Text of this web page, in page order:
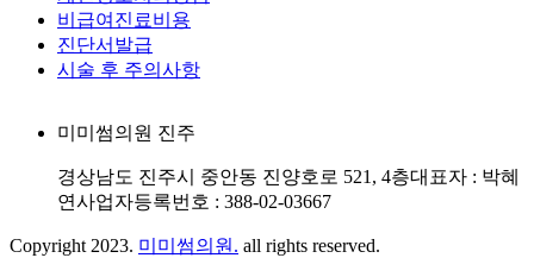
비급여진료비용
진단서발급
시술 후 주의사항
미미썸의원 진주
경상남도 진주시 중안동 진양호로 521, 4층대표자 : 박혜
연사업자등록번호 : 388-02-03667
Copyright 2023. 미미썸의원. all rights reserved.